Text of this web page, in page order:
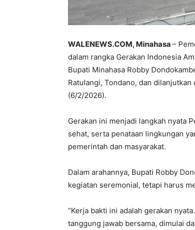
WALENEWS.COM, Minahasa –
dalam rangka Gerakan Indonesia
Bupati Minahasa Robby
Ratulangi, Tondano, dan
(6/2/2026).
Gerakan ini menjadi langkah nyata
sehat, serta penataan lingkungan
pemerintah dan masyarakat.
Dalam arahannya, Bupati Robby
kegiatan seremonial, tetapi harus
“Kerja bakti ini adalah gerakan
tanggung jawab bersama, dimulai